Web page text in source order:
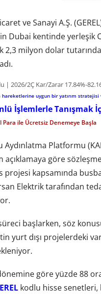
ve Sanayi A.Ş.
Dubai kentinde yerleşik
2,3 milyon dolar
| 2026/2Ç Kar/Zarar 17.84%-
hareketlerine uygun bir yatırım stratejisi
İşlemlerle Tanışmak
Para ile Ücretsiz Denemeye Başla
Aydınlatma Platformu
açıklamaya göre
projesi kapsamında
Elektrik tarafından
başlarken, söz
yurt dışı projelerdeki
göre yüzde 88
kodlu hisse senetleri,